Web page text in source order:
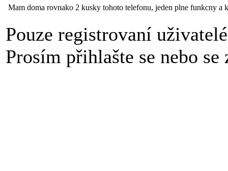
Mam doma rovnako 2 kusky tohoto telefonu, jeden plne funkcny
Pouze registrovaní
Prosím přihlašte se nebo